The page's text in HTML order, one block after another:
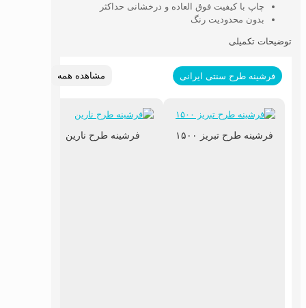
چاپ با کیفیت فوق العاده و درخشانی حداکثر
بدون محدودیت رنگ
توضیحات تکمیلی
فرشینه طرح سنتی ایرانی مشاهده همه
فرشینه طرح تبریز ۱۵۰۰ فرشینه طرح نارین